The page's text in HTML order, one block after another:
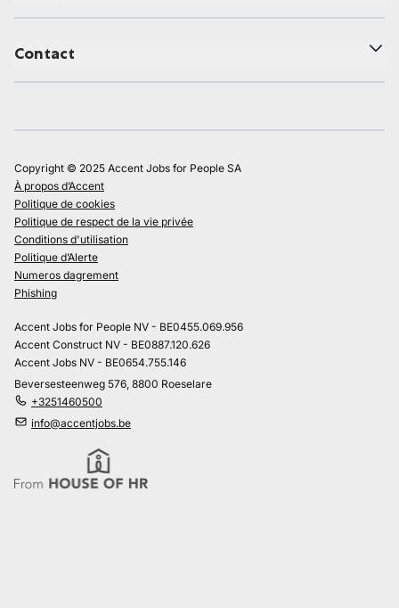
Contact
Copyright © 2025 Accent Jobs for People SA
À propos d’Accent
Politique de cookies
Politique de respect de la vie privée
Conditions d'utilisation
Politique d’Alerte
Numeros dagrement
Phishing
Accent Jobs for People NV - BE0455.069.956
Accent Construct NV - BE0887.120.626
Accent Jobs NV - BE0654.755.146
Beversesteenweg 576, 8800 Roeselare
+3251460500
info@accentjobs.be